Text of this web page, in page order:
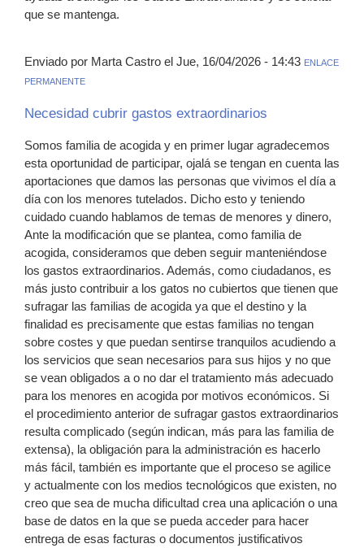
que se mantenga.
Enviado por Marta Castro el Jue, 16/04/2026 - 14:43 ENLACE
PERMANENTE
Necesidad cubrir gastos extraordinarios
Somos familia de acogida y en primer lugar agradecemos
esta oportunidad de participar, ojalá se tengan en cuenta las
aportaciones que damos las personas que vivimos el día a
día con los menores tutelados. Dicho esto y teniendo
cuidado cuando hablamos de temas de menores y dinero,
Ante la modificación que se plantea, como familia de
acogida, consideramos que deben seguir manteniéndose
los gastos extraordinarios. Además, como ciudadanos, es
más justo contribuir a los gatos no cubiertos que tienen que
sufragar las familias de acogida ya que el destino y la
finalidad es precisamente que estas familias no tengan
sobre costes y que puedan sentirse tranquilos acudiendo a
los servicios que sean necesarios para sus hijos y no que
se vean obligados a o no dar el tratamiento más adecuado
para los menores en acogida por motivos económicos. Si
el procedimiento anterior de sufragar gastos extraordinarios
resulta complicado (según indican, más para las familia de
extensa), la obligación para la administración es hacerlo
más fácil, también es importante que el proceso se agilice
y actualmente con los medios tecnológicos que existen, no
creo que sea de mucha dificultad crea una aplicación o una
base de datos en la que se pueda acceder para hacer
entrega de esas facturas o documentos justificativos